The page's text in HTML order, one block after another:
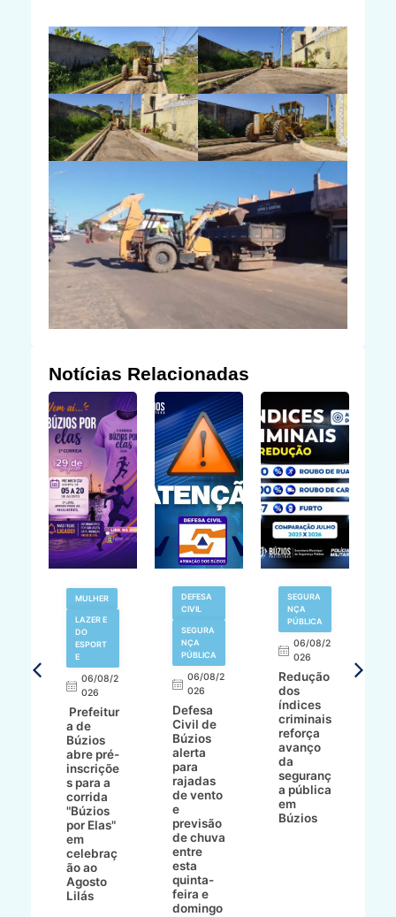
Notícias Relacionadas
MULHER
LAZER E
DO
ESPORT
E
06/08/2
026
Prefeitur
a de
Búzios
abre pré-
inscriçõe
s para a
corrida
"Búzios
por Elas"
em
celebraç
ão ao
Agosto
Lilás
DEFESA
CIVIL
SEGURA
NÇA
PÚBLICA
06/08/2
026
Defesa
Civil de
Búzios
alerta
para
rajadas
de vento
e
previsão
de chuva
entre
esta
quinta-
feira e
domingo
SEGURA
NÇA
PÚBLICA
06/08/2
026
Redução
dos
índices
criminais
reforça
avanço
da
seguranç
a pública
em
Búzios